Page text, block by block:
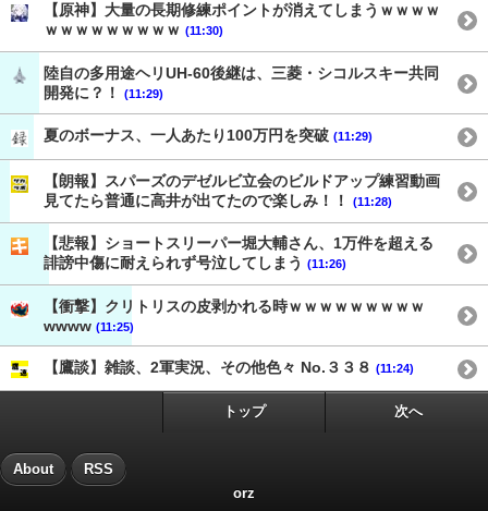
【原神】大量の長期修練ポイントが消えてしまうｗｗｗｗ
ｗｗｗｗｗｗｗｗｗ (11:30)
陸自の多用途ヘリUH-60後継は、三菱・シコルスキー共同
開発に？！
(11:29)
夏のボーナス、一人あたり100万円を突破 (11:29)
【朗報】スパーズのデゼルビ立会のビルドアップ練習動画
見てたら普通に高井が出てたので楽しみ！！
(11:28)
【悲報】ショートスリーパー堀大輔さん、1万件を超える
誹謗中傷に耐えられず号泣してしまう (11:26)
【衝撃】クリトリスの皮剥かれる時ｗｗｗｗｗｗｗｗｗ
wwww (11:25)
【鷹談】雑談、2軍実況、その他色々 No.３３８ (11:24)
トップ 次へ
About RSS
orz